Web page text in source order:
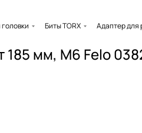
Биты TORX Адаптер для
185 мм, М6 Felo